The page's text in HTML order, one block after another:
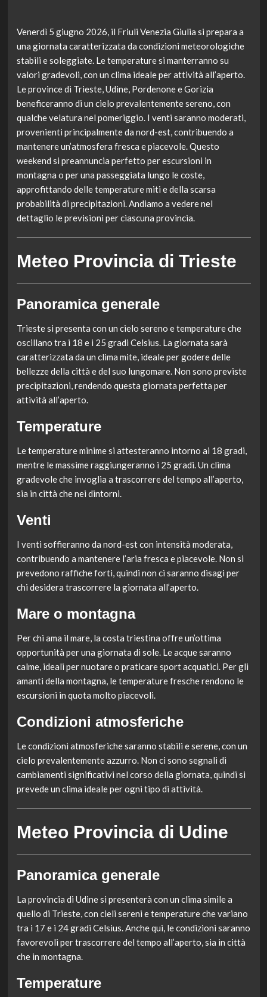
Venerdì 5 giugno 2026, il Friuli Venezia Giulia si prepara a
una giornata caratterizzata da condizioni meteorologiche
stabili e soleggiate. Le temperature si manterranno su
valori gradevoli, con un clima ideale per attività all’aperto.
Le province di Trieste, Udine, Pordenone e Gorizia
beneficeranno di un cielo prevalentemente sereno, con
qualche velatura nel pomeriggio. I venti saranno moderati,
provenienti principalmente da nord-est, contribuendo a
mantenere un’atmosfera fresca e piacevole. Questo
weekend si preannuncia perfetto per escursioni in
montagna o per una passeggiata lungo le coste,
approfittando delle temperature miti e della scarsa
probabilità di precipitazioni. Andiamo a vedere nel
dettaglio le previsioni per ciascuna provincia.
Meteo Provincia di Trieste
Panoramica generale
Trieste si presenta con un cielo sereno e temperature che
oscillano tra i 18 e i 25 gradi Celsius. La giornata sarà
caratterizzata da un clima mite, ideale per godere delle
bellezze della città e del suo lungomare. Non sono previste
precipitazioni, rendendo questa giornata perfetta per
attività all’aperto.
Temperature
Le temperature minime si attesteranno intorno ai 18 gradi,
mentre le massime raggiungeranno i 25 gradi. Un clima
gradevole che invoglia a trascorrere del tempo all’aperto,
sia in città che nei dintorni.
Venti
I venti soffieranno da nord-est con intensità moderata,
contribuendo a mantenere l’aria fresca e piacevole. Non si
prevedono raffiche forti, quindi non ci saranno disagi per
chi desidera trascorrere la giornata all’aperto.
Mare o montagna
Per chi ama il mare, la costa triestina offre un’ottima
opportunità per una giornata di sole. Le acque saranno
calme, ideali per nuotare o praticare sport acquatici. Per gli
amanti della montagna, le temperature fresche rendono le
escursioni in quota molto piacevoli.
Condizioni atmosferiche
Le condizioni atmosferiche saranno stabili e serene, con un
cielo prevalentemente azzurro. Non ci sono segnali di
cambiamenti significativi nel corso della giornata, quindi si
prevede un clima ideale per ogni tipo di attività.
Meteo Provincia di Udine
Panoramica generale
La provincia di Udine si presenterà con un clima simile a
quello di Trieste, con cieli sereni e temperature che variano
tra i 17 e i 24 gradi Celsius. Anche qui, le condizioni saranno
favorevoli per trascorrere del tempo all’aperto, sia in città
che in montagna.
Temperature